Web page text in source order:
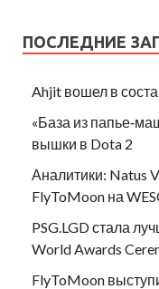
ПОСЛЕДНИЕ
Ahjit вошел в
«База из
вышки в Dota 2
Аналитики: Natus
FlyToMoon на
PSG.LGD стала
World Awards
FlyToMoon